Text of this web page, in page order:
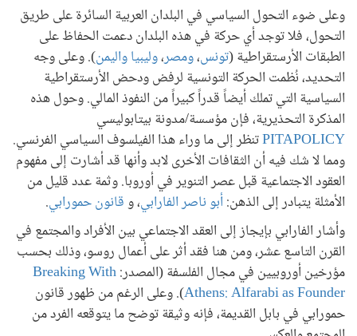
وعلى ضوء التحول السياسي في البلدان العربية السائرة على طريق
التحول، فلا توجد أي حركة في هذه البلدان دعمت الحفاظ على
الطبقات الأرستقراطية (تونس،ومصر،وليبياواليمن). وعلى وجه
التحديد، نُظمت الحركة التونسية لرفض ودحض الأرستقراطية
السياسية التي تملك أيضاً قدراً كبيراً من النفوذ المالي. وحول هذه
المذكرة التحذيرية، فإن مؤسسة/مدونة بيتابوليسي
PITAPOLICYتنظر إلى ما وراء هذا الفيلسوف السياسي الفرنسي.
ومما لا شك فيه أن الثقافات الأخرى لابد وأنها قد أشارت إلى مفهوم
العقود الاجتماعية قبل عصر التنوير في أوروبا. وثمة عدد قليل من
الأمثلة يتبادر إلى الذهن: أبو ناصر الفارابي، وقانون حمورابي.
وأشار الفارابي بإيجاز إلى العقد الاجتماعي بين الأفراد والمجتمع في
القرن التاسع عشر، ومن هنا فقد أثر على أعمال روسو، وذلك بحسب
مؤرخين أوروبيين في مجال الفلسفة (المصدر:Breaking With
Athens: Alfarabi as Founder). وعلى الرغم من ظهور قانون
حمورابي في بابل القديمة، فإنه وثيقة توضح ما يتوقعه الفرد من